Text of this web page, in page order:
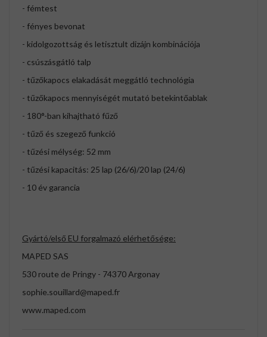
- fémtest
- fényes bevonat
- kidolgozottság és letisztult dizájn kombinációja
- csúszásgátló talp
- tűzőkapocs elakadását meggátló technológia
- tűzőkapocs mennyiségét mutató betekintőablak
- 180°-ban kihajtható fűző
- tűző és szegező funkció
- tűzési mélység: 52 mm
- tűzési kapacitás: 25 lap (26/6)/20 lap (24/6)
- 10 év garancia
Gyártó/első EU forgalmazó elérhetősége:
MAPED SAS
530 route de Pringy - 74370 Argonay
sophie.souillard@maped.fr
www.maped.com